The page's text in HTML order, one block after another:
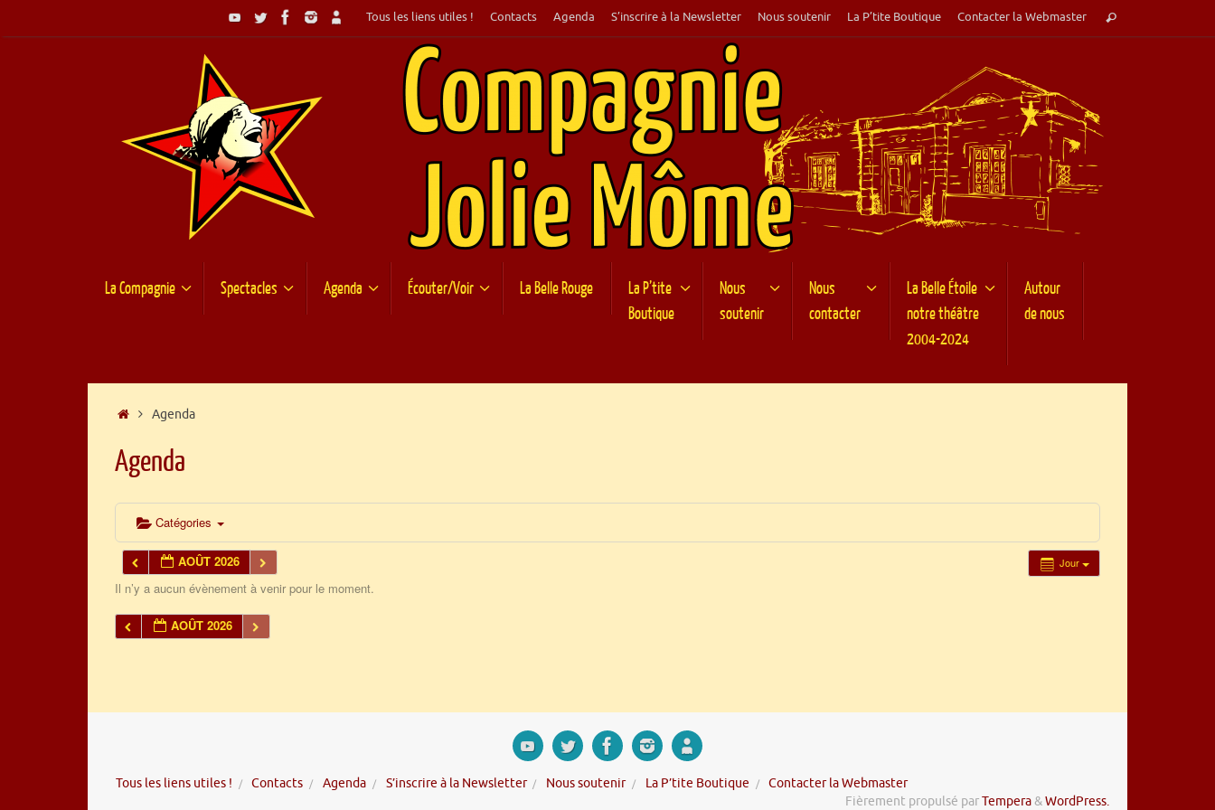
Tous les liens utiles ! Contacts Agenda S’inscrire à la Newsletter Nous soutenir La P’tite Boutique Contacter la Webmaster Rechercher
La Compagnie Spectacles Agenda Écouter/Voir La Belle Rouge
La P’tite
Boutique
Nous
soutenir
Nous
contacter
La Belle Étoile
notre théâtre
2004-2024
Autour
de nous
Accueil
Agenda
Agenda
Catégories
Jour
AOÛT 2026
Il n’y a aucun évènement à venir pour le moment.
AOÛT 2026
Tous les liens utiles ! Contacts Agenda S’inscrire à la Newsletter Nous soutenir La P’tite Boutique
Contacter la Webmaster
Fièrement propulsé parTempera&WordPress.